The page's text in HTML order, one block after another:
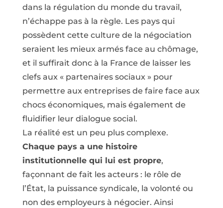
dans la régulation du monde du travail,
n’échappe pas à la règle. Les pays qui
possèdent cette culture de la négociation
seraient les mieux armés face au chômage,
et il suffirait donc à la France de laisser les
clefs aux « partenaires sociaux » pour
permettre aux entreprises de faire face aux
chocs économiques, mais également de
fluidifier leur dialogue social.
La réalité est un peu plus complexe.
Chaque pays a une histoire
institutionnelle qui lui est propre,
façonnant de fait les acteurs : le rôle de
l’État, la puissance syndicale, la volonté ou
non des employeurs à négocier. Ainsi